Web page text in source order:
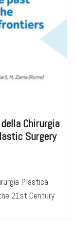
Chirurgia
Surgery
Plastica
21st Century